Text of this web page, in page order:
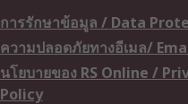
การรักษาข้อมูล / Data
ความปลอดภัยทางอีเมล/
นโยบายของ RS Online /
Policy